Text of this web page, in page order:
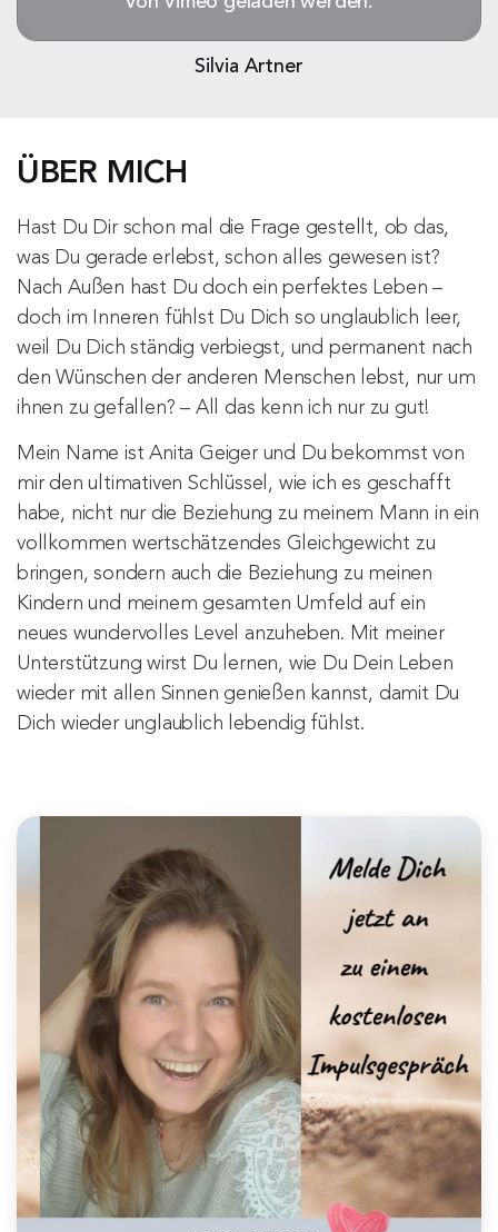
Silvia Artner
ÜBER MICH
Hast Du Dir schon mal die Frage gestellt, ob das,
was Du gerade erlebst, schon alles gewesen ist?
Nach Außen hast Du doch ein perfektes Leben –
doch im Inneren fühlst Du Dich so unglaublich leer,
weil Du Dich ständig verbiegst, und permanent nach
den Wünschen der anderen Menschen lebst, nur um
ihnen zu gefallen? – All das kenn ich nur zu gut!
Mein Name ist Anita Geiger und Du bekommst von
mir den ultimativen Schlüssel, wie ich es geschafft
habe, nicht nur die Beziehung zu meinem Mann in ein
vollkommen wertschätzendes Gleichgewicht zu
bringen, sondern auch die Beziehung zu meinen
Kindern und meinem gesamten Umfeld auf ein
neues wundervolles Level anzuheben. Mit meiner
Unterstützung wirst Du lernen, wie Du Dein Leben
wieder mit allen Sinnen genießen kannst, damit Du
Dich wieder unglaublich lebendig fühlst.